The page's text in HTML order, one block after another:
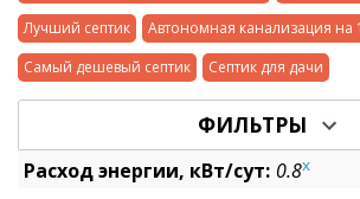
Лучший септик
Автономная канализация на
Самый дешевый септик
Септик для дачи
ФИЛЬТРЫ
Расход энергии, кВт/сут: 0.8x